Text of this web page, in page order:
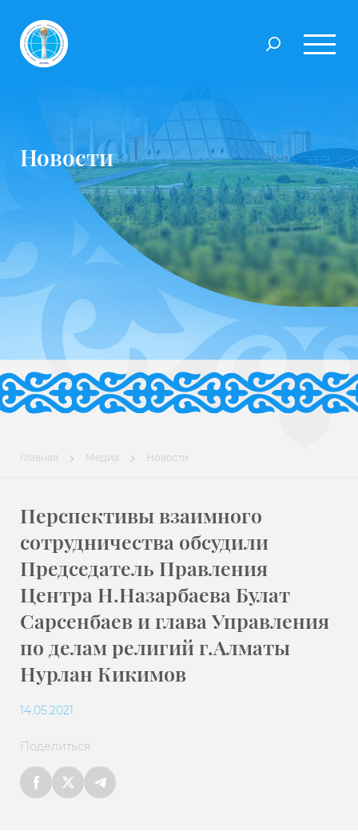
Новости
Главная Медиа Новости
Перспективы взаимного
сотрудничества обсудили
Председатель Правления
Центра Н.Назарбаева Булат
Сарсенбаев и глава Управления
по делам религий г.Алматы
Нурлан Кикимов
14.05.2021
Поделиться